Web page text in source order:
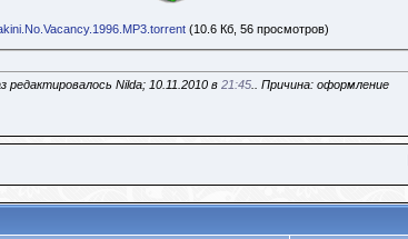
(10.6 Кб, 56 просмотров)
редактировалось Nilda; 10.11.2010 в 21:45 .. Причина: оформление